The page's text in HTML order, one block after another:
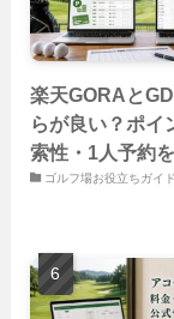
楽天GORAと
らが良い？ポイ
索性・1人予約
ゴルフ場お役立ちガイド